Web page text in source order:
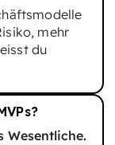
mehr
du
Wesentliche.